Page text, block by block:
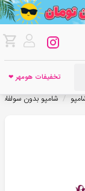
تخفیفات هومهر ❤
/ شامپو بدون سولفات